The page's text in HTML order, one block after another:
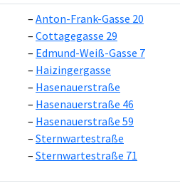
Leaflet|©OpenStreetMap
Anton-Frank-Gasse 20
Cottagegasse 29
Edmund-Weiß-Gasse 7
Haizingergasse
Hasenauerstraße
Hasenauerstraße 46
Hasenauerstraße 59
Sternwartestraße
Sternwartestraße 71